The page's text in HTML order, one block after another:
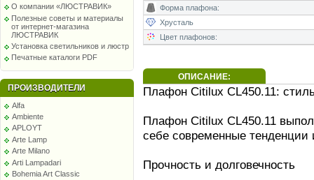
О компании «ЛЮСТРАВИК»
Полезные советы и материалы
от интернет-магазина
ЛЮСТРАВИК
Установка светильников и люстр
Печатные каталоги PDF
ПРОИЗВОДИТЕЛИ
Alfa
Ambiente
APLOYT
Arte Lamp
Arte Milano
Arti Lampadari
Bohemia Art Classic
Форма плафона:
Хрусталь
Цвет плафонов:
ОПИСАНИЕ:
Плафон Citilux CL450.11:
Плафон Citilux CL450.11
себе современные тенденции
Прочность и долговечность